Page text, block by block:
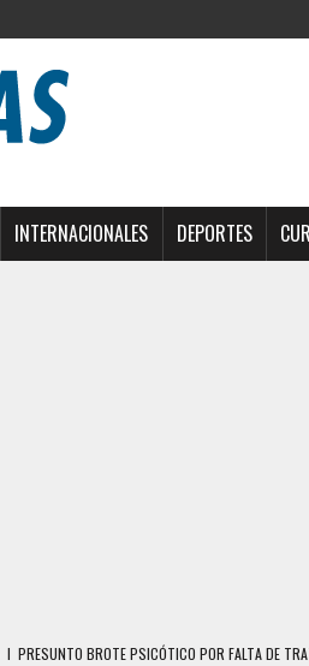
INTERNACIONALES DEPORTES
| HORROR EN BARINAS: UN HOMBRE INDUJO AL